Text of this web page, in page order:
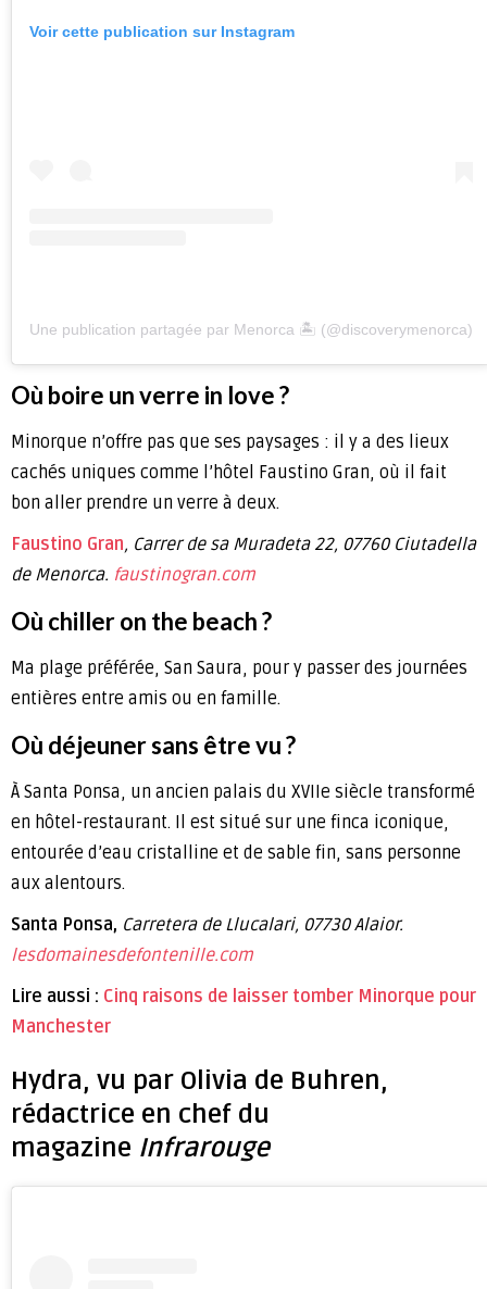
Voir cette publication sur Instagram
Une publication partagée par Menorca 🏝 (@discoverymenorca)
Où boire un verre in love ?
Minorque n’offre pas que ses paysages : il y a des lieux
cachés uniques comme l’hôtel Faustino Gran, où il fait
bon aller prendre un verre à deux.
Faustino Gran, Carrer de sa Muradeta 22, 07760 Ciutadella
de Menorca. faustinogran.com
Où chiller on the beach ?
Ma plage préférée, San Saura, pour y passer des journées
entières entre amis ou en famille.
Où déjeuner sans être vu ?
À Santa Ponsa, un ancien palais du XVIIe siècle transformé
en hôtel-restaurant. Il est situé sur une finca iconique,
entourée d’eau cristalline et de sable fin, sans personne
aux alentours.
Santa Ponsa, Carretera de Llucalari, 07730 Alaior.
lesdomainesdefontenille.com
Lire aussi : Cinq raisons de laisser tomber Minorque pour
Manchester
Hydra, vu par Olivia de Buhren,
rédactrice en chef du
magazine Infrarouge